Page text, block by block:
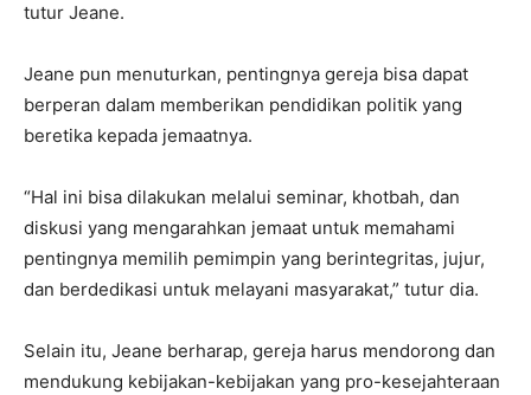
tutur Jeane.
Jeane pun menuturkan, pentingnya gereja bisa dapat
berperan dalam memberikan pendidikan politik yang
beretika kepada jemaatnya.
“Hal ini bisa dilakukan melalui seminar, khotbah, dan
diskusi yang mengarahkan jemaat untuk memahami
pentingnya memilih pemimpin yang berintegritas, jujur,
dan berdedikasi untuk melayani masyarakat,” tutur dia.
Selain itu, Jeane berharap, gereja harus mendorong dan
mendukung kebijakan-kebijakan yang pro-kesejahteraan